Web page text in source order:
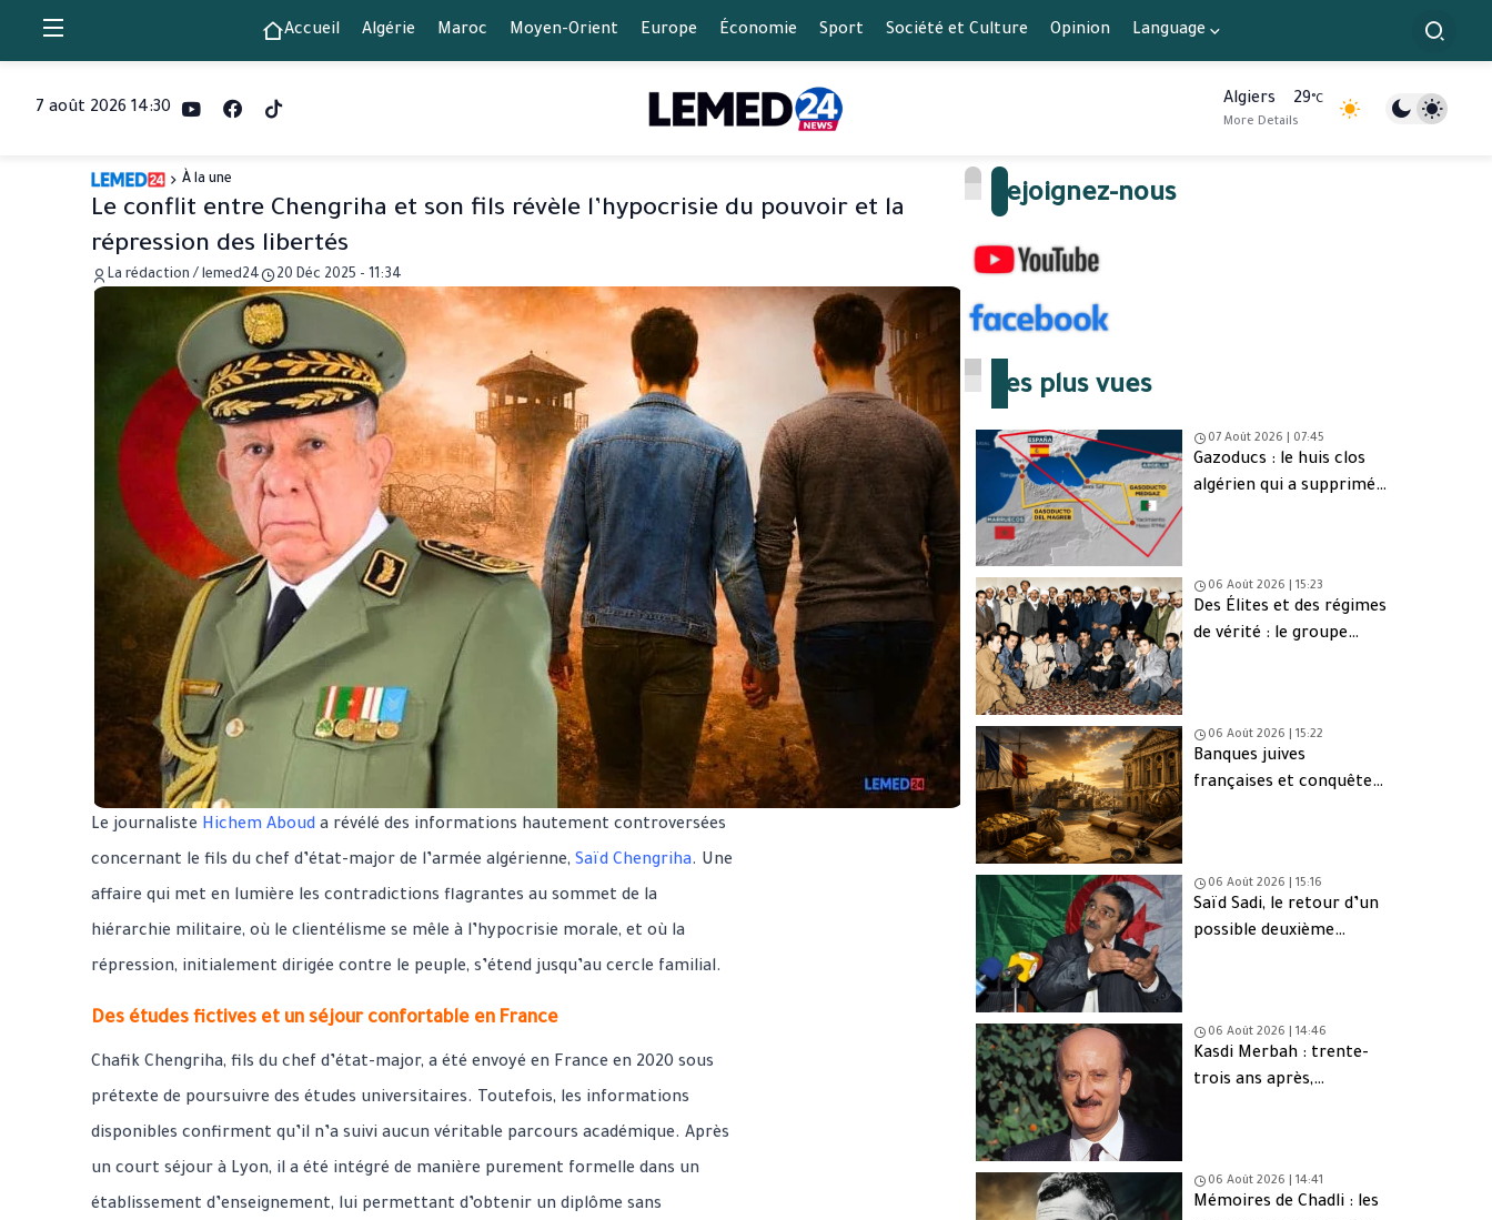
Accueil Algérie Maroc Moyen-Orient Europe Économie Sport Société et Culture Opinion Language
7 août 2026 14:30 Algiers 29°C
More Details
À la une
Le conflit entre Chengriha et son fils révèle l’hypocrisie du pouvoir et la
répression des libertés
La rédaction / lemed24 20 Déc 2025 - 11:34
Le journaliste Hichem Aboud a révélé des informations hautement controversées
concernant le fils du chef d’état-major de l’armée algérienne, Saïd Chengriha. Une
affaire qui met en lumière les contradictions flagrantes au sommet de la
hiérarchie militaire, où le clientélisme se mêle à l’hypocrisie morale, et où la
répression, initialement dirigée contre le peuple, s’étend jusqu’au cercle familial.
Des études fictives et un séjour confortable en France
Chafik Chengriha, fils du chef d’état-major, a été envoyé en France en 2020 sous
prétexte de poursuivre des études universitaires. Toutefois, les informations
disponibles confirment qu’il n’a suivi aucun véritable parcours académique. Après
un court séjour à Lyon, il a été intégré de manière purement formelle dans un
établissement d’enseignement, lui permettant d’obtenir un diplôme sans
Rejoignez-nous
Les plus vues
07 Août 2026 | 07:45
Gazoducs : le huis clos
algérien qui a supprimé
06 Août 2026 | 15:23
Des Élites et des régimes
de vérité : le groupe
06 Août 2026 | 15:22
Banques juives
françaises et conquête
06 Août 2026 | 15:16
Saïd Sadi, le retour d’un
possible deuxième
06 Août 2026 | 14:46
Kasdi Merbah : trente-
trois ans après,
06 Août 2026 | 14:41
Mémoires de Chadli : les